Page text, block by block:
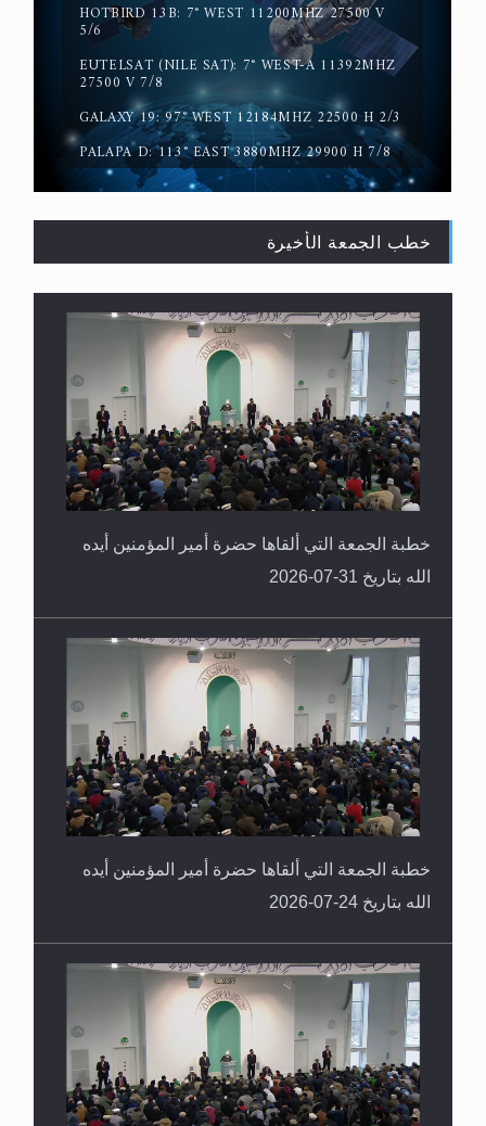
حقيقة المسيح الدجال
القرآن قاضٍ وحكمٌ على السنة ومهيمنٌ عليها.. ليس
العكس
HOTBIRD 13B: 7° WEST 11200MHZ 27500 V
5/6
EUTELSAT (NILE SAT): 7° WEST-A 11392MHZ
27500 V 7/8
GALAXY 19: 97° WEST 12184MHZ 22500 H 2/3
PALAPA D: 113° EAST 3880MHZ 29900 H 7/8
خطب الجمعة الأخيرة
خطبة الجمعة التي ألقاها حضرة أمير المؤمنين أيده
الله بتاريخ 31-07-2026
خطبة الجمعة التي ألقاها حضرة أمير المؤمنين أيده
الله بتاريخ 24-07-2026